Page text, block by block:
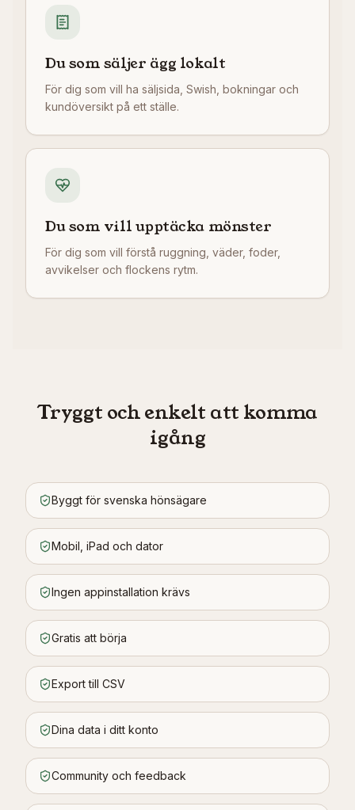
Du som säljer ägg lokalt
För dig som vill ha säljsida, Swish, bokningar och
kundöversikt på ett ställe.
Du som vill upptäcka mönster
För dig som vill förstå ruggning, väder, foder,
avvikelser och flockens rytm.
Tryggt och enkelt att komma
igång
Byggt för svenska hönsägare
Mobil, iPad och dator
Ingen appinstallation krävs
Gratis att börja
Export till CSV
Dina data i ditt konto
Community och feedback